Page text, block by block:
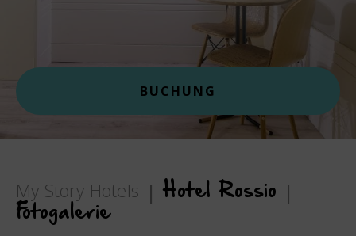
BUCHUNG
My Story Hotels
Hotel Rossio
Fotogalerie